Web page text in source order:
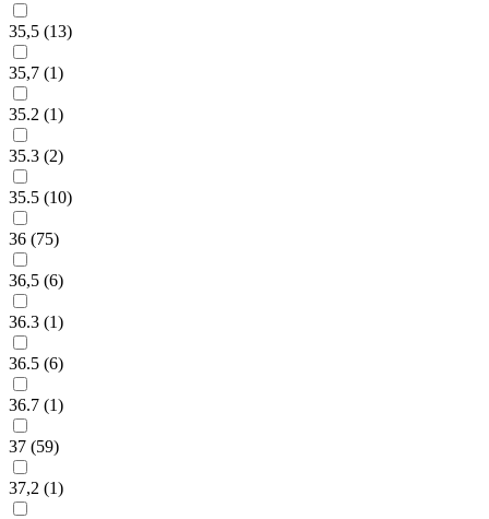
35,5 (13)
35,7 (1)
35.2 (1)
35.3 (2)
35.5 (10)
36 (75)
36,5 (6)
36.3 (1)
36.5 (6)
36.7 (1)
37 (59)
37,2 (1)